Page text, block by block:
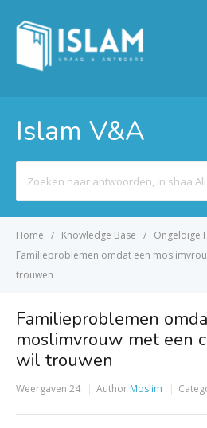
Islam V&A
For
Home Knowledge Base
Ongeldige
Familieproblemen omdat een
trouwen
Familieproblemen
moslimvrouw met een
wil trouwen
Weergaven 24 Author Moslim